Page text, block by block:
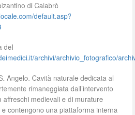
di Calabrò
default.asp?
del
archivi/archivio_fotografico/
Angelo. Cavità naturale dedicata al
rimaneggiata dall’intervento
affreschi medievali e di murature
contengono una piattaforma interna